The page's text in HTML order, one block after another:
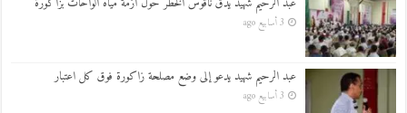
3 أسابيع ago
عبد الرحيم شهيد يدعو إلى وضع مصلحة زاكورة فوق كل اعتبار
3 أسابيع ago